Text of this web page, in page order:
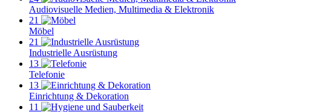
Audiovisuelle Medien, Multimedia & Elektronik
21
Möbel
21
Industrielle Ausrüstung
13
Telefonie
13
Einrichtung & Dekoration
11